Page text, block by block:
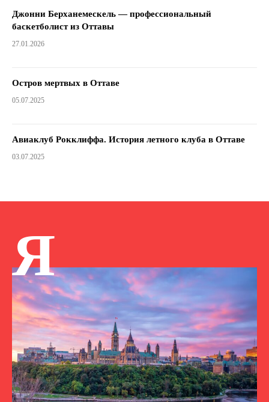
Джонни Берханемескель — профессиональный
баскетболист из Оттавы
27.01.2026
Остров мертвых в Оттаве
05.07.2025
Авиаклуб Рокклиффа. История летного клуба в Оттаве
03.07.2025
Я